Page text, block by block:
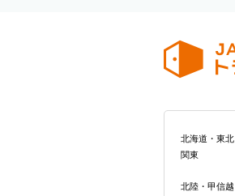
北海道・東北
関東
北陸・甲信越